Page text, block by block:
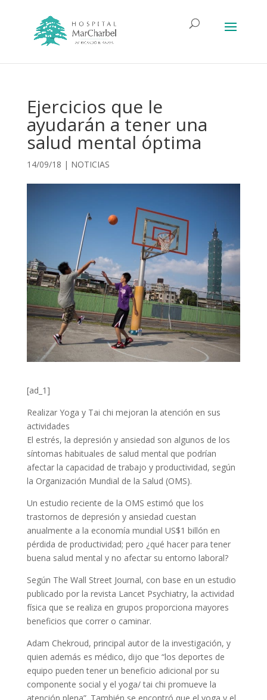
Ejercicios que le
ayudarán a tener una
salud mental óptima
14/09/18 | NOTICIAS
[ad_1]
Realizar Yoga y Tai chi mejoran la atención en sus
actividades
El estrés, la depresión y ansiedad son algunos de los
síntomas habituales de salud mental que podrían
afectar la capacidad de trabajo y productividad, según
la Organización Mundial de la Salud (OMS).
Un estudio reciente de la OMS estimó que los
trastornos de depresión y ansiedad cuestan
anualmente a la economía mundial US$1 billón en
pérdida de productividad; pero ¿qué hacer para tener
buena salud mental y no afectar su entorno laboral?
Según The Wall Street Journal, con base en un estudio
publicado por la revista Lancet Psychiatry, la actividad
física que se realiza en grupos proporciona mayores
beneficios que correr o caminar.
Adam Chekroud, principal autor de la investigación, y
quien además es médico, dijo que “los deportes de
equipo pueden tener un beneficio adicional por su
componente social y el yoga/ tai chi promueve la
atención plena”. También se encontró que el yoga y el